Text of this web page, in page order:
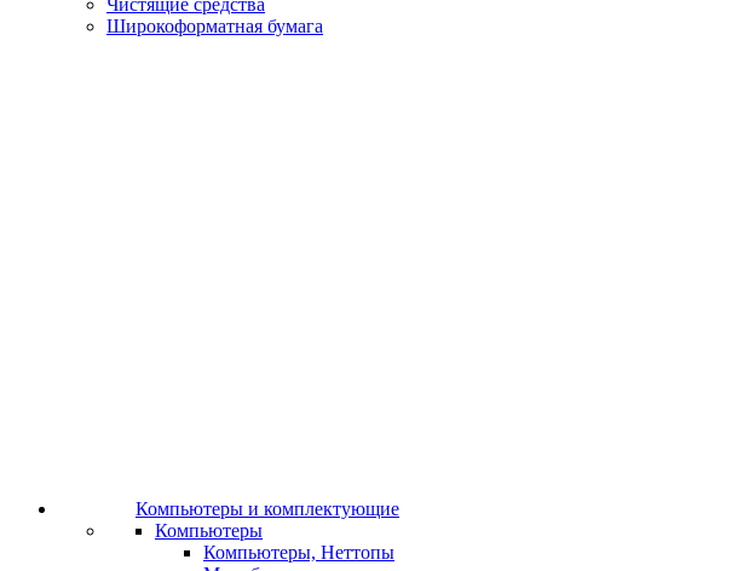
Чистящие средства
Широкоформатная бумага
Компьютеры и комплектующие
Компьютеры
Компьютеры, Неттопы